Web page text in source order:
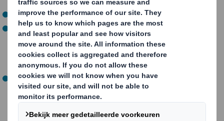
Onze verpakkingsontwerpen zijn volledig recyclebaar.
Karton is gemaakt van houtvezels die niet alleen in
theorie recyclebaar zijn, maar in tegenstelling tot
andere materialen, ook op grote schaal gerecycled
wórden.
Wij zullen u helpen u te onderscheiden van uw
concurrentie met opvallende en slimme ontwerpen.
100% recyclebaar zijn betekent niet dat het ontwerp
in het gedrang komt.